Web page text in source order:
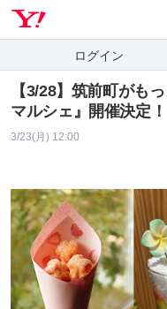
ログイン
【3/28】筑前町がも
マルシェ』開催決定
3/23(月) 12:00